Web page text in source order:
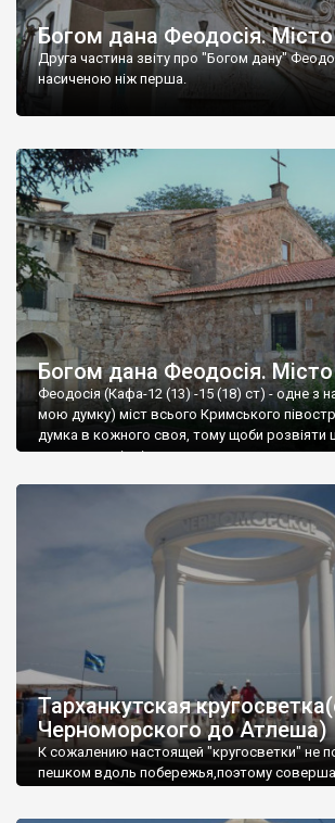
Богом дана Феодосія.
Друга частина звіту про "Богом дану"
насиченою ніж перша.
Богом дана Феодосія.
Феодосія (Кафа-12 (13) -15 (18) ст) - одне з
мою думку) міст всього Кримського
думка в кожного своя, тому щоби розвіяти
запрошую відвідати це
Тарханкутская
Черноморского до Атлеша)
К сожалению настоящей "кругосветки" не
пешком вдоль побережья,поэтому